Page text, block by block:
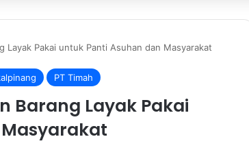
Layak Pakai untuk Panti Asuhan dan Masyarakat
PT Timah
Barang Layak Pakai